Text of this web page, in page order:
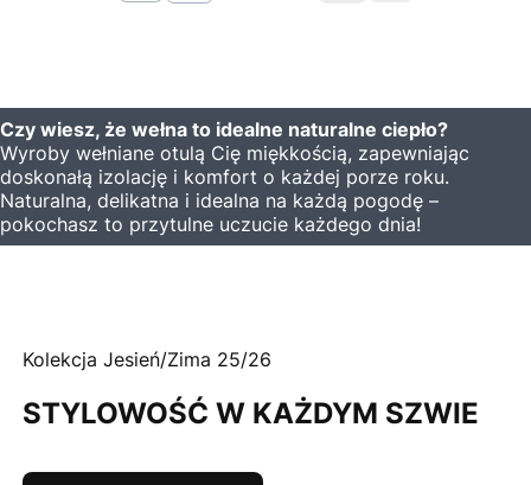
Czy wiesz, że wełna to idealne naturalne ciepło?
Wyroby wełniane otulą Cię miękkością, zapewniając
doskonałą izolację i komfort o każdej porze roku.
Naturalna, delikatna i idealna na każdą pogodę –
pokochasz to przytulne uczucie każdego dnia!
Kolekcja Jesień/Zima 25/26
STYLOWOŚĆ W KAŻDYM SZWIE